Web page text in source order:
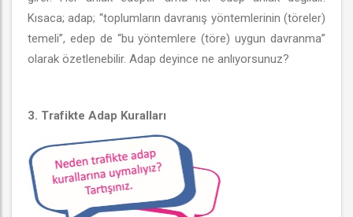
Kısaca; adap; “toplumların davranış yöntemlerinin (töreler)
temeli”, edep de “bu yöntemlere (töre) uygun davranma”
olarak özetlenebilir. Adap deyince ne anlıyorsunuz?
3. Trafikte Adap Kuralları